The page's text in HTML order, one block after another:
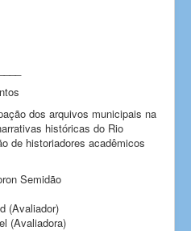
dos arquivos municipais na
históricas do Rio
de historiadores acadêmicos
Semidão
(Avaliador)
(Avaliadora)